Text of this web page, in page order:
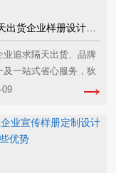
业追求‌隔天出货、品牌
及一站式省心服务‌，狄
册设计印刷公司是适配
能力和服务整合方面具
下是具体···
09